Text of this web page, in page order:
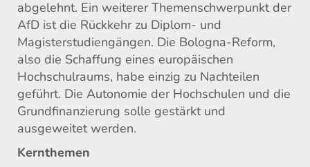
abgelehnt. Ein weiterer Themenschwerpunkt der
AfD ist die Rückkehr zu Diplom- und
Magisterstudiengängen. Die Bologna-Reform,
also die Schaffung eines europäischen
Hochschulraums, habe einzig zu Nachteilen
geführt. Die Autonomie der Hochschulen und die
Grundfinanzierung solle gestärkt und
ausgeweitet werden.
Kernthemen